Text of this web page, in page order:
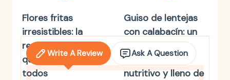
Flores fritas
irresistibles: la
receta tradicional
que conquista a
todos
Guiso de lentejas
con calabacín: un
plato
reconfortante,
nutritivo y lleno de
Write A Review Ask A Question